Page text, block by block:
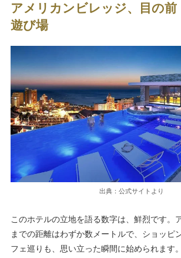
アメリカンビレッジ、目の前
遊び場
出典：公式サイトより
このホテルの立地を語る数字は、鮮烈です。
までの距離はわずか数メートルで、ショッピ
フェ巡りも、思い立った瞬間に始められます